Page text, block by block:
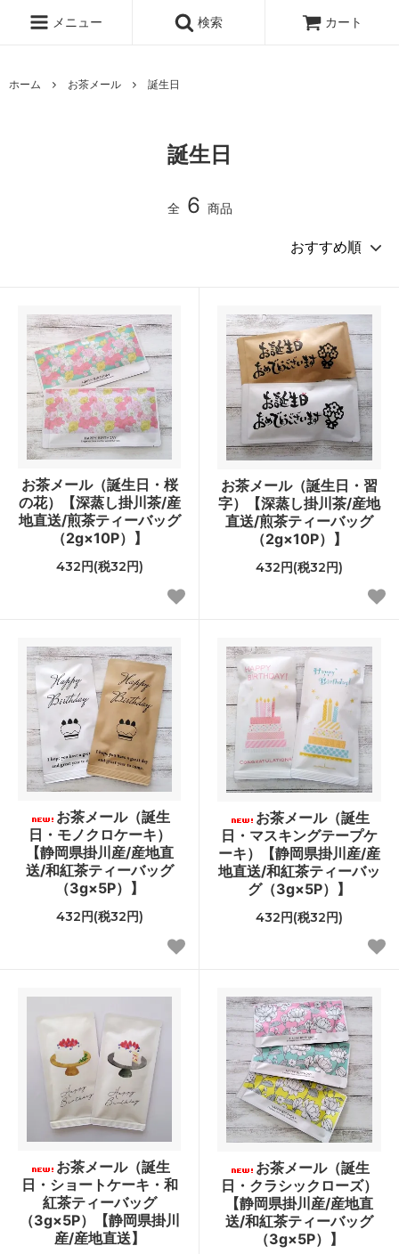
メニュー 検索 カート
ホーム お茶メール 誕生日
誕生日
全 6 商品
お茶メール（誕生日・桜
の花）【深蒸し掛川茶/産
地直送/煎茶ティーバッグ
（2g×10P）】
432円(税32円)
お茶メール（誕生日・習
字）【深蒸し掛川茶/産地
直送/煎茶ティーバッグ
（2g×10P）】
432円(税32円)
お茶メール（誕生
日・モノクロケーキ）
【静岡県掛川産/産地直
送/和紅茶ティーバッグ
（3g×5P）】
432円(税32円)
お茶メール（誕生
日・マスキングテープケ
ーキ）【静岡県掛川産/産
地直送/和紅茶ティーバッ
グ（3g×5P）】
432円(税32円)
お茶メール（誕生
日・ショートケーキ・和
紅茶ティーバッグ
（3g×5P）【静岡県掛川
産/産地直送】
お茶メール（誕生
日・クラシックローズ）
【静岡県掛川産/産地直
送/和紅茶ティーバッグ
（3g×5P）】